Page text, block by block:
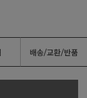
배송/교환/반품